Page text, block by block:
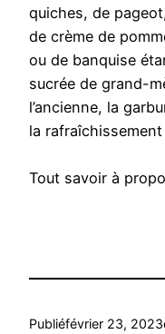
quiches, de
de crème de
ou de banquise
sucrée de grand-
l’ancienne, la
la
Tout savoir à
Publiéfévrier 23, 2023